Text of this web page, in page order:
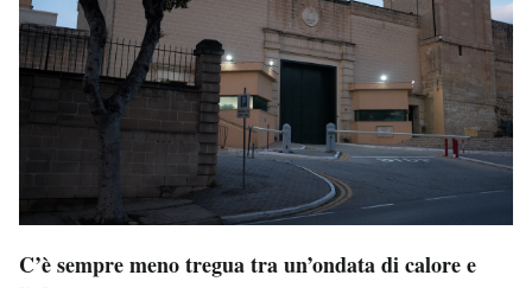
C’è sempre meno tregua tra un’ondata di calore e